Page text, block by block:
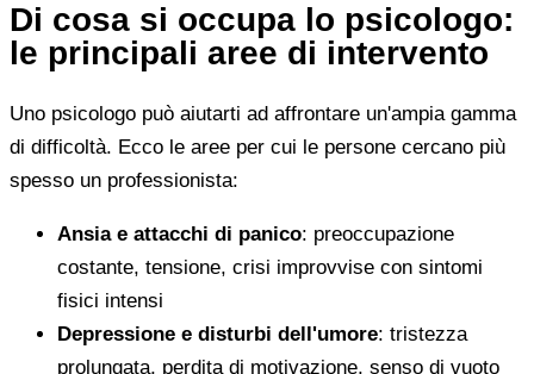
Di cosa si occupa lo psicologo:
le principali aree di intervento
Uno psicologo può aiutarti ad affrontare un'ampia gamma
di difficoltà. Ecco le aree per cui le persone cercano più
spesso un professionista:
Ansia e attacchi di panico: preoccupazione
costante, tensione, crisi improvvise con sintomi
fisici intensi
Depressione e disturbi dell'umore: tristezza
prolungata, perdita di motivazione, senso di vuoto